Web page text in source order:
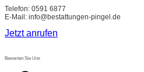
Telefon: 0591 6877
E-Mail: info@bestattungen-pingel.de
Jetzt anrufen
Bewerten Sie Uns